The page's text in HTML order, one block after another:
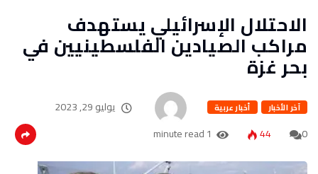
الاحتلال الإسرائيلي يستهدف
مراكب الصيادين الفلسطينيين في
بحر غزة
آخر الأخبار أخبار عربية
يوليو 29, 2023
0
44
1 minute read